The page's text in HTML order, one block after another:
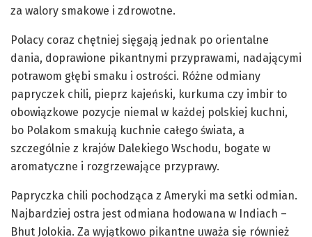
za walory smakowe i zdrowotne.
Polacy coraz chętniej sięgają jednak po orientalne
dania, doprawione pikantnymi przyprawami, nadającymi
potrawom głębi smaku i ostrości. Różne odmiany
papryczek chili, pieprz kajeński, kurkuma czy imbir to
obowiązkowe pozycje niemal w każdej polskiej kuchni,
bo Polakom smakują kuchnie całego świata, a
szczególnie z krajów Dalekiego Wschodu, bogate w
aromatyczne i rozgrzewające przyprawy.
Papryczka chili pochodząca z Ameryki ma setki odmian.
Najbardziej ostra jest odmiana hodowana w Indiach –
Bhut Jolokia. Za wyjątkowo pikantne uważa się również